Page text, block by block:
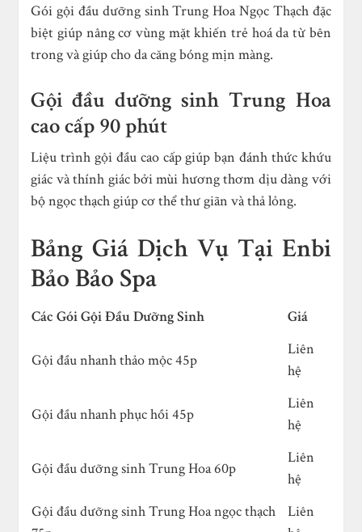
Gói gội đầu dưỡng sinh Trung Hoa Ngọc Thạch đặc
biệt giúp nâng cơ vùng mặt khiến trẻ hoá da từ bên
trong và giúp cho da căng bóng mịn màng.
Gội đầu dưỡng sinh Trung Hoa
cao cấp 90 phút
Liệu trình gội đầu cao cấp giúp bạn đánh thức khứu
giác và thính giác bởi mùi hương thơm dịu dàng với
bộ ngọc thạch giúp cơ thể thư giãn và thả lỏng.
Bảng Giá Dịch Vụ Tại Enbi
Bảo Bảo Spa
Các Gói Gội Đầu Dưỡng Sinh Giá
Gội đầu nhanh thảo mộc 45p
Liên
hệ
Gội đầu nhanh phục hồi 45p
Liên
hệ
Gội đầu dưỡng sinh Trung Hoa 60p
Liên
hệ
Gội đầu dưỡng sinh Trung Hoa ngọc thạch
Liên